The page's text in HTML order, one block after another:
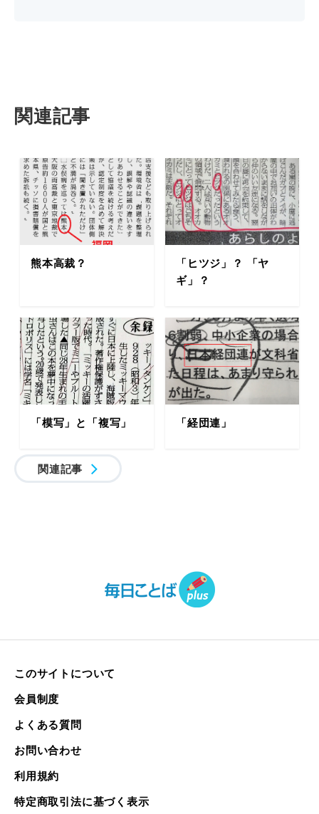
関連記事
熊本高裁？
「ヒツジ」？ 「ヤ
ギ」？
「模写」と「複写」 「経団連」
関連記事
このサイトについて
会員制度
よくある質問
お問い合わせ
利用規約
特定商取引法に基づく表示